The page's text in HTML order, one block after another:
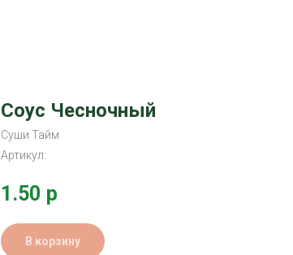
Соус Чесночный
Суши Тайм
Артикул:
1.50 р
В корзину